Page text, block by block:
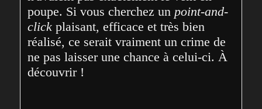
poupe. Si vous cherchez un point-and-
click plaisant, efficace et très bien
réalisé, ce serait vraiment un crime de
ne pas laisser une chance à celui-ci. À
découvrir !